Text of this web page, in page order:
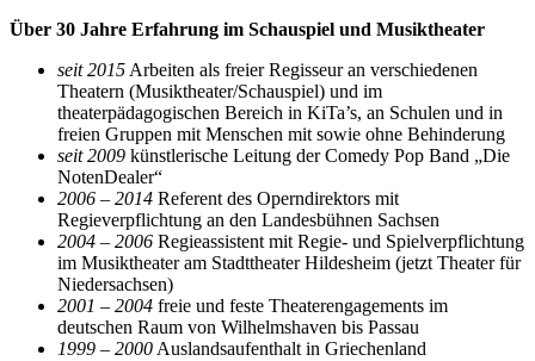
Über 30 Jahre Erfahrung im Schauspiel und Musiktheater
seit 2015 Arbeiten als freier Regisseur an verschiedenen
Theatern (Musiktheater/Schauspiel) und im
theaterpädagogischen Bereich in KiTa’s, an Schulen und in
freien Gruppen mit Menschen mit sowie ohne Behinderung
seit 2009 künstlerische Leitung der Comedy Pop Band „Die
NotenDealer“
2006 – 2014 Referent des Operndirektors mit
Regieverpflichtung an den Landesbühnen Sachsen
2004 – 2006 Regieassistent mit Regie- und Spielverpflichtung
im Musiktheater am Stadttheater Hildesheim (jetzt Theater für
Niedersachsen)
2001 – 2004 freie und feste Theaterengagements im
deutschen Raum von Wilhelmshaven bis Passau
1999 – 2000 Auslandsaufenthalt in Griechenland